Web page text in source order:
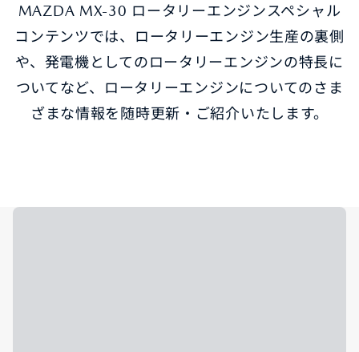
MAZDA MX-30 ロータリーエンジンスペシャル
コンテンツでは、ロータリーエンジン生産の裏側
や、発電機としてのロータリーエンジンの特長に
ついてなど、ロータリーエンジンについてのさま
ざまな情報を随時更新・ご紹介いたします。